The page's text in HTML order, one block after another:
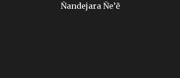
Ñandejara Ñe’ẽ